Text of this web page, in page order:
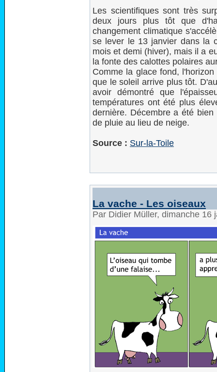
Les scientifiques sont très
deux jours plus tôt que
changement climatique
se lever le 13 janvier dans la
mois et demi (hiver), mais il a
la fonte des calottes polaires
Comme la glace fond,
que le soleil arrive plus tôt.
avoir démontré que
températures ont été plus
dernière. Décembre a été
de pluie au lieu de neige.
Source : Sur-la-Toile
La vache - Les oiseaux
Par Didier Müller, dimanche 16